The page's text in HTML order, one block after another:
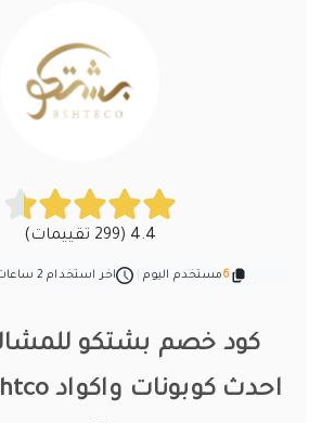
4.4 (299 تقييمات)
6مستخدم اليوم اخر استخدام 2 ساعات